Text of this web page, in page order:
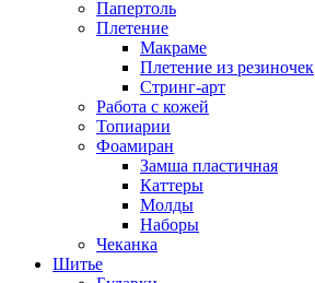
Папертоль
Плетение
Макраме
Плетение из резиночек
Стринг-арт
Работа с кожей
Топиарии
Фоамиран
Замша пластичная
Каттеры
Молды
Наборы
Чеканка
Шитье